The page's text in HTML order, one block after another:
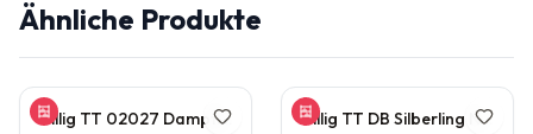
Ähnliche Produkte
Tillig TT 02027 Dampflokomotive BR 38.10 der DB Epoche III Personenzuglok Schlepptender rarität Tillig TT DB Silberling Nahverkehrs-Zugset 4-teilig Steuerwagen Hasenkasten Köln HBF Epoche IV rarität